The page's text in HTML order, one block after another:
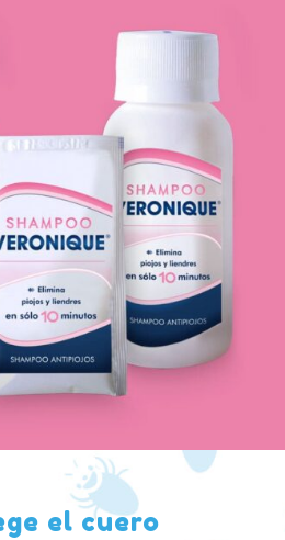
el cuero